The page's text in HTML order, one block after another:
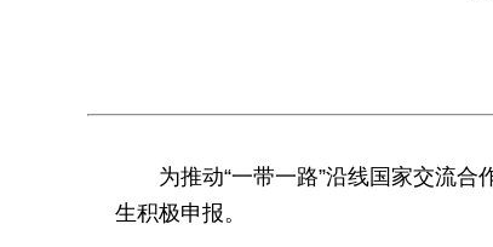
为推动“一带一路”沿线国家交流合
生积极申报。